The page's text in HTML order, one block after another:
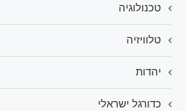
טכנולוגיה
טלוויזיה
יהדות
כדורגל ישראלי